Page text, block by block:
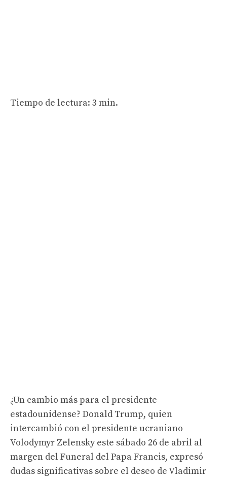
Tiempo de lectura: 3 min.
¿Un cambio más para el presidente
estadounidense? Donald Trump, quien
intercambió con el presidente ucraniano
Volodymyr Zelensky este sábado 26 de abril al
margen del Funeral del Papa Francis, expresó
dudas significativas sobre el deseo de Vladimir